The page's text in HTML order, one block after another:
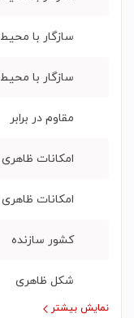
سازگار با محیط
سازگار با محیط
مقاوم در برابر
امکانات ظاهری
امکانات ظاهری
کشور سازنده
شکل ظاهری
نمایش بیشتر